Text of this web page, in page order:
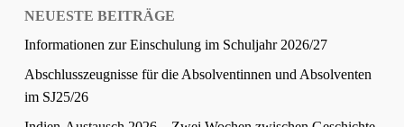
NEUESTE BEITRÄGE
Informationen zur Einschulung im Schuljahr 2026/27
Abschlusszeugnisse für die Absolventinnen und Absolventen
im SJ25/26